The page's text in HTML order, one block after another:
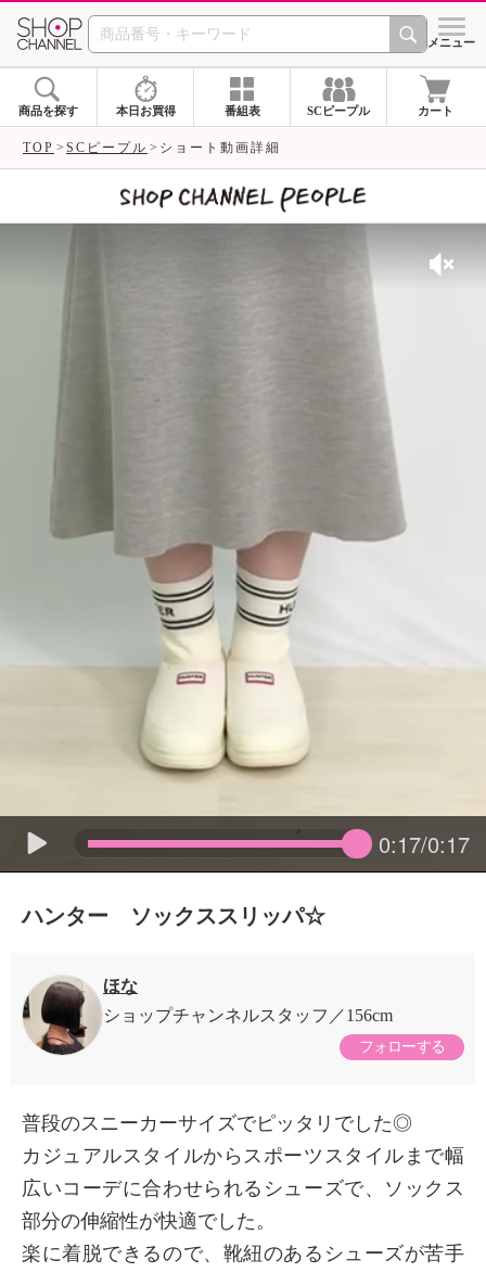
SHOP CHANNEL シメニュー
商品を探す 本日お買得 番組表 SCピープル カート
TOP SCピープル ショート動画詳細
0:17/0:17
ハンター ソックススリッパ☆
ほな
ショップチャンネルスタッフ
156cm
フォローする
普段のスニーカーサイズでピッタリでした◎
カジュアルスタイルからスポーツスタイルまで幅
広いコーデに合わせられるシューズで、ソックス
部分の伸縮性が快適でした。
楽に着脱できるので、靴紐のあるシューズが苦手